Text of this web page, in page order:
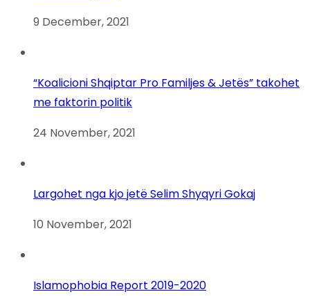
9 December, 2021
“Koalicioni Shqiptar Pro Familjes & Jetës” takohet
me faktorin politik
24 November, 2021
Largohet nga kjo jetë Selim Shyqyri Gokaj
10 November, 2021
Islamophobia Report 2019-2020